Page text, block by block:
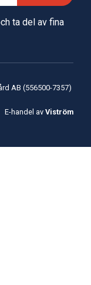
ta del av fina
AB (556500-7357)
E-handel av Viström